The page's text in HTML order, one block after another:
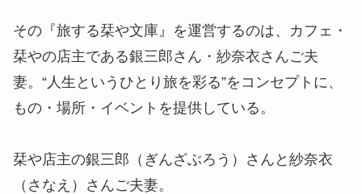
その『旅する栞や文庫』を運営するのは、カフェ・
栞やの店主である銀三郎さん・紗奈衣さんご夫
妻。“人生というひとり旅を彩る”をコンセプトに、
もの・場所・イベントを提供している。
栞や店主の銀三郎（ぎんざぶろう）さんと紗奈衣
（さなえ）さんご夫妻。